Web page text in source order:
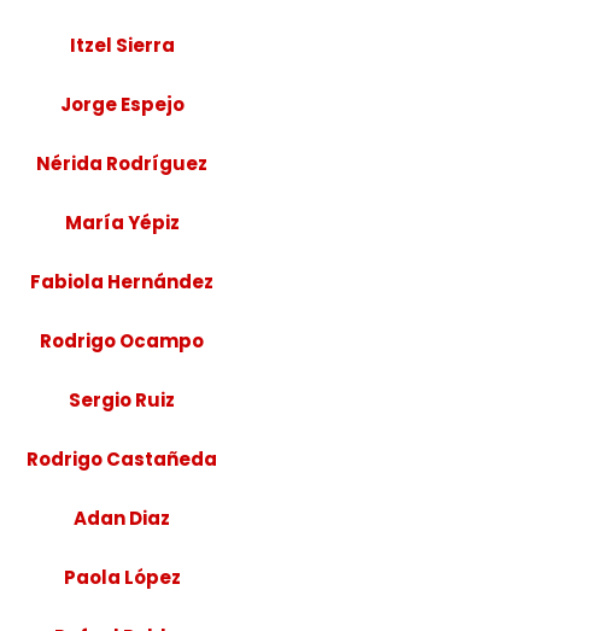
Itzel Sierra
Jorge Espejo
Nérida Rodríguez
María Yépiz
Fabiola Hernández
Rodrigo Ocampo
Sergio Ruiz
Rodrigo Castañeda
Adan Diaz
Paola López